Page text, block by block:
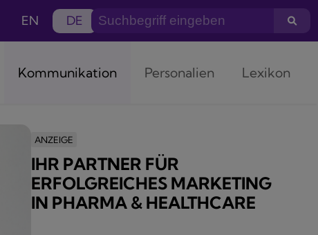
EN DE
Kommunikation Personalien Lexikon
ANZEIGE
IHR PARTNER FÜR
ERFOLGREICHES MARKETING
IN PHARMA & HEALTHCARE